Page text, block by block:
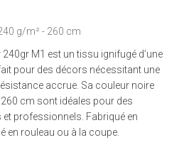
g/m² - 260 cm
M1 est un tissu ignifugé d’une
pour des décors nécessitant une
accrue. Sa couleur noire
cm sont idéales pour des
professionnels. Fabriqué en
en rouleau ou à la coupe.